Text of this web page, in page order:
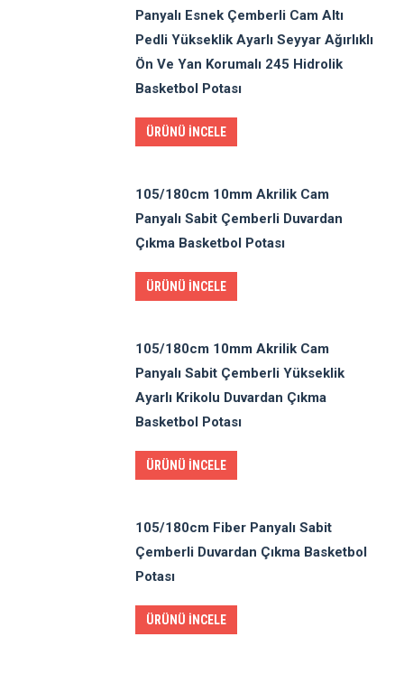
Panyalı Esnek Çemberli Cam Altı
Pedli Yükseklik Ayarlı Seyyar Ağırlıklı
Ön Ve Yan Korumalı 245 Hidrolik
Basketbol Potası
ÜRÜNÜ İNCELE
105/180cm 10mm Akrilik Cam
Panyalı Sabit Çemberli Duvardan
Çıkma Basketbol Potası
ÜRÜNÜ İNCELE
105/180cm 10mm Akrilik Cam
Panyalı Sabit Çemberli Yükseklik
Ayarlı Krikolu Duvardan Çıkma
Basketbol Potası
ÜRÜNÜ İNCELE
105/180cm Fiber Panyalı Sabit
Çemberli Duvardan Çıkma Basketbol
Potası
ÜRÜNÜ İNCELE